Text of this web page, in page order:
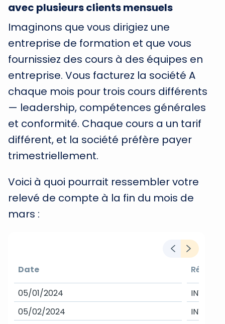
avec plusieurs clients mensuels
Imaginons que vous dirigiez une
entreprise de formation et que vous
fournissiez des cours à des équipes en
entreprise. Vous facturez la société A
chaque mois pour trois cours différents
— leadership, compétences générales
et conformité. Chaque cours a un tarif
différent, et la société préfère payer
trimestriellement.
Voici à quoi pourrait ressembler votre
relevé de compte à la fin du mois de
mars :
Date
05/01/2024
05/02/2024
INV-401
INV-402